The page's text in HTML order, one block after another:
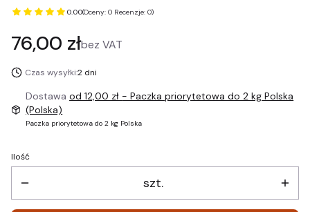
0.00(Oceny: 0 Recenzje: 0)
Cena
76,00 złbez VAT
Czas wysyłki:2 dni
Dostawaod 12,00 zł - Paczka priorytetowa do 2 kg Polska
(Polska)
Paczka priorytetowa do 2 kg Polska
Ilość
szt.